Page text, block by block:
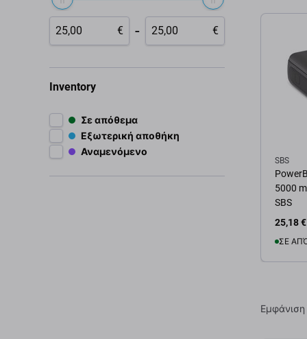
€ - €
Inventory
Σε απόθεμα
Εξωτερική αποθήκη
Αναμενόμενο
SBS
5000
SBS
25,18 €
ΣΕ
Εμφάνιση